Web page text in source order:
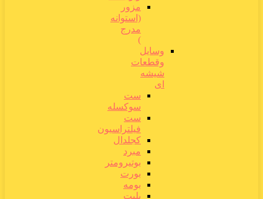
مزور
(استوانه
مدرج
)
وسایل
وقطعات
شیشه
ای
ست
سوکسله
ست
فیلتراسیون
کجلدال
مبرد
بوتیرومتر
بورت
بومه
پلیت